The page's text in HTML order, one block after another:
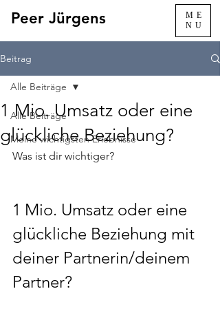
Peer Jürgens
ME
NU
Beitrag
Alle Beiträge
Meine wichtigsten Erlebnisse
Alle Beiträge
1 Mio. Umsatz oder eine
glückliche Beziehung?
Was ist dir wichtiger?
1 Mio. Umsatz oder eine
glückliche Beziehung mit
deiner Partnerin/deinem
Partner?